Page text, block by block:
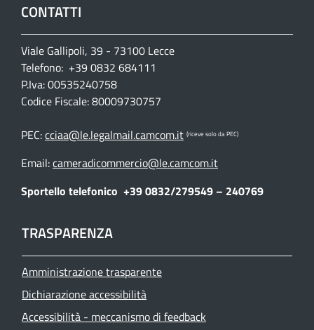
CONTATTI
Viale Gallipoli, 39 - 73100 Lecce
Telefono: +39 0832 684111
P.Iva: 00535240758
Codice Fiscale: 80009730757
PEC:cciaa@le.legalmail.camcom.it (riceve solo da PEC)
Email:cameradicommercio@le.camcom.it
Sportello telefonico +39 0832/279549 – 240769
TRASPARENZA
Amministrazione trasparente
Dichiarazione accessibilità
Accessibilità - meccanismo di feedback